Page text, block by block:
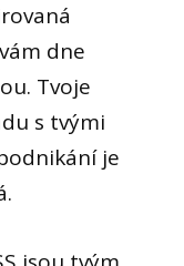
dne
Tvoje
s tvými
je